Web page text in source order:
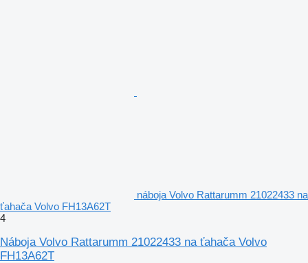
náboja Volvo Rattarumm 21022433 na
ťahača Volvo FH13A62T
4
Náboja Volvo Rattarumm 21022433 na ťahača Volvo
FH13A62T